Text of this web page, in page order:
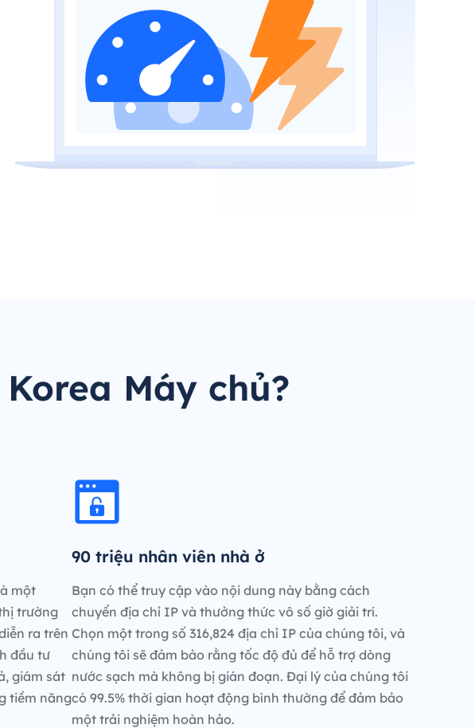
Máy chủ?
một
trường
ra trên
đầu tư
giám sát
tiềm năng
90 triệu nhân viên nhà ở
Bạn có thể truy cập vào nội dung này bằng cách
chuyển địa chỉ IP và thưởng thức vô số giờ giải trí.
Chọn một trong số 316,824 địa chỉ IP của chúng tôi, và
chúng tôi sẽ đảm bảo rằng tốc độ đủ để hỗ trợ dòng
nước sạch mà không bị gián đoạn. Đại lý của chúng tôi
có 99.5% thời gian hoạt động bình thường để đảm bảo
một trải nghiệm hoàn hảo.